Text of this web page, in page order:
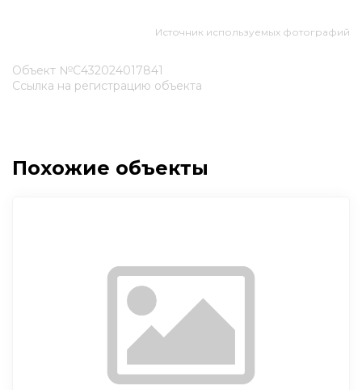
Источник используемых фотографий
Объект №С432024017841
Ссылка на регистрацию объекта
Похожие объекты